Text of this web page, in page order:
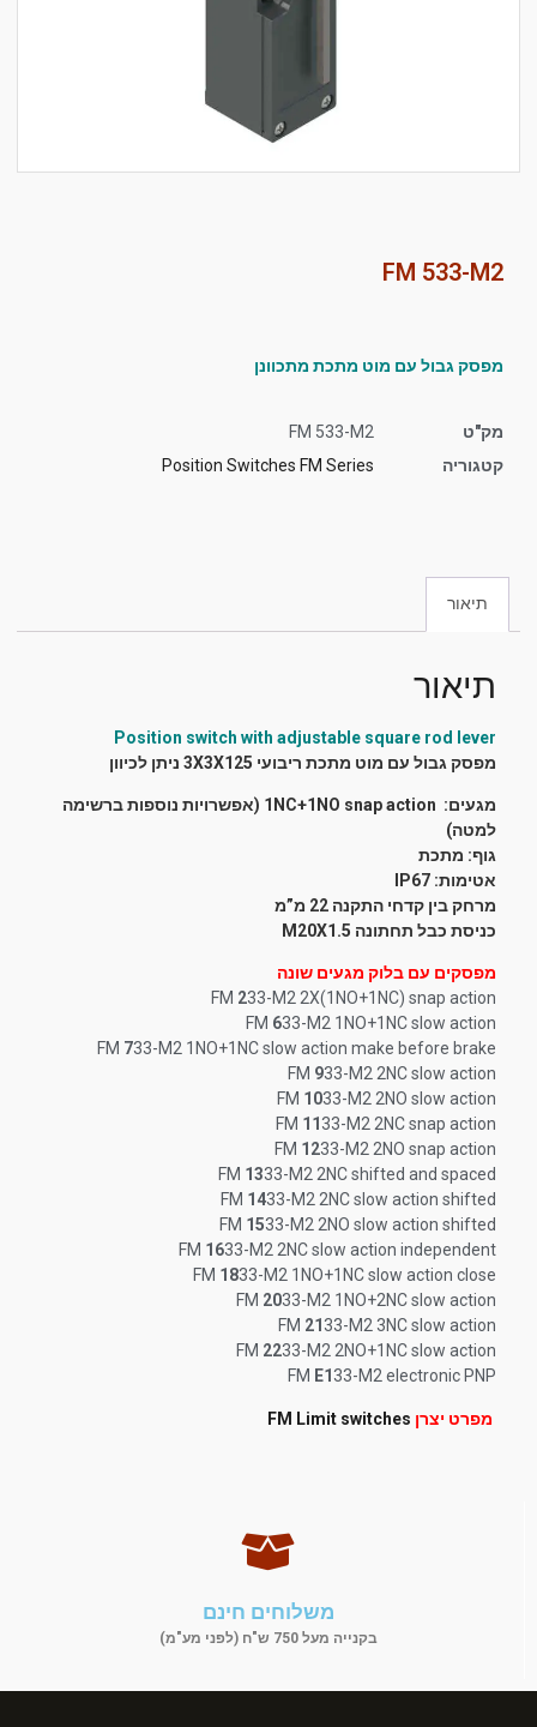
האפשרויות
FM 533-M2
מפסק גבול עם מוט מתכת מתכוונן
מק"ט
FM 533-M2
קטגוריה
Position Switches FM Series
תיאור
תיאור
Position switch with adjustable square rod lever
מפסק גבול עם מוט מתכת ריבועי 3X3X125 ניתן לכיוון
מגעים: 1NC+1NO snap action
(אפשרויות נוספות ברשימה
למטה)
גוף: מתכת
אטימות: IP67
מרחק בין קדחי התקנה 22 מ”מ
כניסת כבל תחתונה M20X1.5
מפסקים עם בלוק מגעים שונה
FM 233-M2 2X(1NO+1NC) snap action
FM 633-M2 1NO+1NC slow action
FM 733-M2 1NO+1NC slow action make before brake
FM 933-M2 2NC slow action
FM 1033-M2 2NO slow action
FM 1133-M2 2NC snap action
FM 1233-M2 2NO snap action
FM 1333-M2 2NC shifted and spaced
FM 1433-M2 2NC slow action shifted
FM 1533-M2 2NO slow action shifted
FM 1633-M2 2NC slow action independent
FM 1833-M2 1NO+1NC slow action close
FM 2033-M2 1NO+2NC slow action
FM 2133-M2 3NC slow action
FM 2233-M2 2NO+1NC slow action
FM E133-M2 electronic PNP
מפרט יצרן FM Limit switches
משלוחים חינם
בקנייה מעל 750 ש"ח (לפני מע"מ)